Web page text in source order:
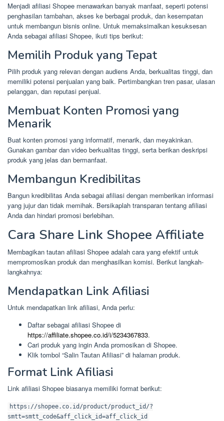
Menjadi afiliasi Shopee menawarkan banyak manfaat, seperti potensi
penghasilan tambahan, akses ke berbagai produk, dan kesempatan
untuk membangun bisnis online. Untuk memaksimalkan kesuksesan
Anda sebagai afiliasi Shopee, ikuti tips berikut:
Memilih Produk yang Tepat
Pilih produk yang relevan dengan audiens Anda, berkualitas tinggi, dan
memiliki potensi penjualan yang baik. Pertimbangkan tren pasar, ulasan
pelanggan, dan reputasi penjual.
Membuat Konten Promosi yang
Menarik
Buat konten promosi yang informatif, menarik, dan meyakinkan.
Gunakan gambar dan video berkualitas tinggi, serta berikan deskripsi
produk yang jelas dan bermanfaat.
Membangun Kredibilitas
Bangun kredibilitas Anda sebagai afiliasi dengan memberikan informasi
yang jujur dan tidak memihak. Bersikaplah transparan tentang afiliasi
Anda dan hindari promosi berlebihan.
Cara Share Link Shopee Affiliate
Membagikan tautan afiliasi Shopee adalah cara yang efektif untuk
mempromosikan produk dan menghasilkan komisi. Berikut langkah-
langkahnya:
Mendapatkan Link Afiliasi
Untuk mendapatkan link afiliasi, Anda perlu:
Daftar sebagai afiliasi Shopee di
https://affiliate.shopee.co.id/i/5234367833.
Cari produk yang ingin Anda promosikan di Shopee.
Klik tombol “Salin Tautan Afiliasi” di halaman produk.
Format Link Afiliasi
Link afiliasi Shopee biasanya memiliki format berikut:
https://shopee.co.id/product/product_id/?
smtt=smtt_code&aff_click_id=aff_click_id